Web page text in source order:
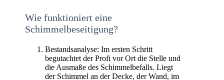
Wie funktioniert eine
Schimmelbeseitigung?
Bestandsanalyse: Im ersten Schritt
begutachtet der Profi vor Ort die Stelle und
die Ausmaße des Schimmelbefalls. Liegt
der Schimmel an der Decke, der Wand, im